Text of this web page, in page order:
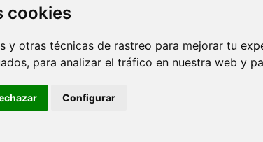
cookies
y otras técnicas de rastreo para mejorar tu
para analizar el tráfico en nuestra web y
Configurar